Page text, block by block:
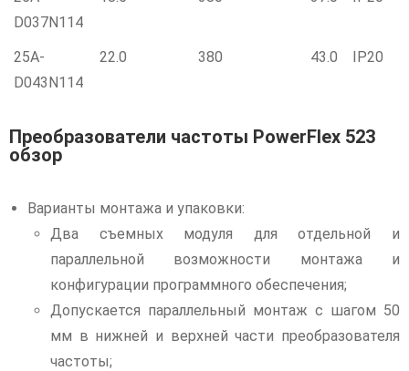
D037N114
25A-
D043N114
22.0 380 43.0 IP20
Преобразователи частоты PowerFlex 523
обзор
Варианты монтажа и упаковки:
Два съемных модуля для отдельной и
параллельной возможности монтажа и
конфигурации программного обеспечения;
Допускается параллельный монтаж с шагом 50
мм в нижней и верхней части преобразователя
частоты;